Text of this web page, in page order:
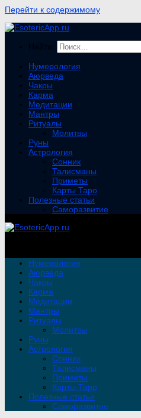
Перейти к содержимому
Найти:
Нумерология
Аюрведа
Чакры
Карма
Медитации
Мантры
Ритуалы
Молитвы
Руны
Астрология
Сонник
Талисманы
Приметы
Карты Таро
Полезные статьи
Саморазвитие
Нумерология
Аюрведа
Чакры
Карма
Медитации
Мантры
Ритуалы
Молитвы
Руны
Астрология
Сонник
Талисманы
Приметы
Карты Таро
Полезные статьи
Саморазвитие